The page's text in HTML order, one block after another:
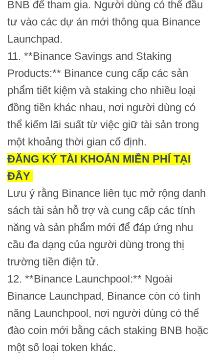
BNB để tham gia. Người dùng có thể đầu
tư vào các dự án mới thông qua Binance
Launchpad.
11. **Binance Savings and Staking
Products:** Binance cung cấp các sản
phẩm tiết kiệm và staking cho nhiều loại
đồng tiền khác nhau, nơi người dùng có
thể kiếm lãi suất từ việc giữ tài sản trong
một khoảng thời gian cố định.
ĐĂNG KÝ TÀI KHOẢN MIỄN PHÍ TẠI
ĐÂY
Lưu ý rằng Binance liên tục mở rộng danh
sách tài sản hỗ trợ và cung cấp các tính
năng và sản phẩm mới để đáp ứng nhu
cầu đa dạng của người dùng trong thị
trường tiền điện tử.
12. **Binance Launchpool:** Ngoài
Binance Launchpad, Binance còn có tính
năng Launchpool, nơi người dùng có thể
đào coin mới bằng cách staking BNB hoặc
một số loại token khác.